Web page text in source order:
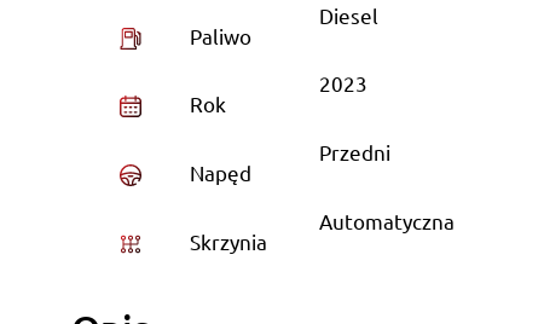
Paliwo
Diesel
Rok
2023
Napęd
Przedni
Skrzynia
Automatyczna